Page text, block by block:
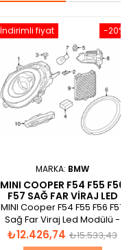
-20%
İndirimli fiyat
MARKA: BMW
MINI COOPER F54 F55 F56
F57 SAĞ FAR VIRAJ LED
MODÜLÜ - 63117366378
MINI Cooper F54 F55 F56 F57
Sağ Far Viraj Led Modülü -
63117366378
Fiyat
₺12.426,74 Normal
₺15.533,43